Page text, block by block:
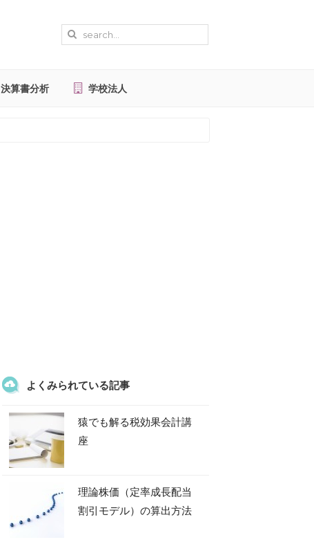
決算書分析 学校法人
よくみられている記事
猿でも解る税効果会計講
座
理論株価（定率成長配当
割引モデル）の算出方法